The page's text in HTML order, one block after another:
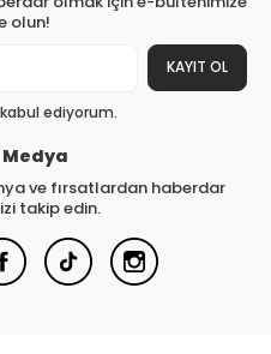
olun!
KAYIT OL
ediyorum.
Medya
ve fırsatlardan haberdar
takip edin.